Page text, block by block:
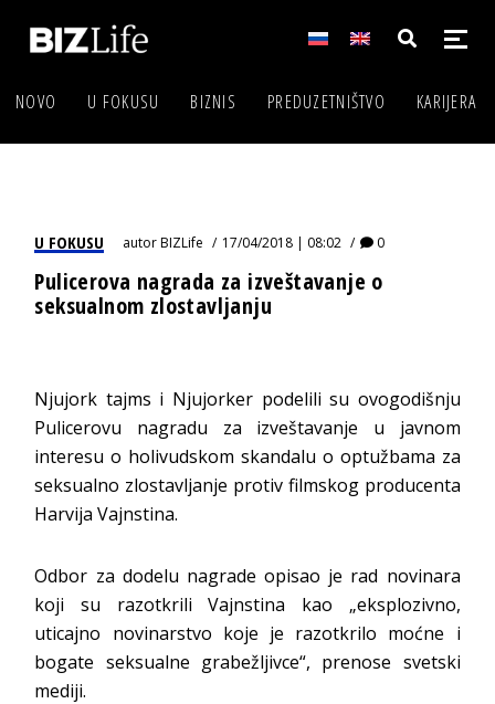
NOVO U FOKUSU BIZNIS PREDUZETNIŠTVO KARIJERA
U FOKUSU autorBIZLife 17/04/2018 | 08:02 0
Pulicerova nagrada za izveštavanje o
seksualnom zlostavljanju
Njujork tajms i Njujorker podelili su ovogodišnju
Pulicerovu nagradu za izveštavanje u javnom
interesu o holivudskom skandalu o optužbama za
seksualno zlostavljanje protiv filmskog producenta
Harvija Vajnstina.
Odbor za dodelu nagrade opisao je rad novinara
koji su razotkrili Vajnstina kao „eksplozivno,
uticajno novinarstvo koje je razotkrilo moćne i
bogate seksualne grabežljivce“, prenose svetski
mediji.